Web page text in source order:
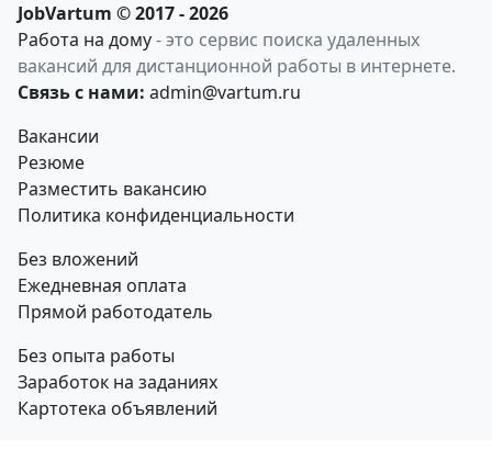
JobVartum © 2017 - 2026
Работа на дому- это сервис поиска удаленных
вакансий для дистанционной работы в интернете.
Связь с нами: admin@vartum.ru
Вакансии
Резюме
Разместить вакансию
Политика конфиденциальности
Без вложений
Ежедневная оплата
Прямой работодатель
Без опыта работы
Заработок на заданиях
Картотека объявлений